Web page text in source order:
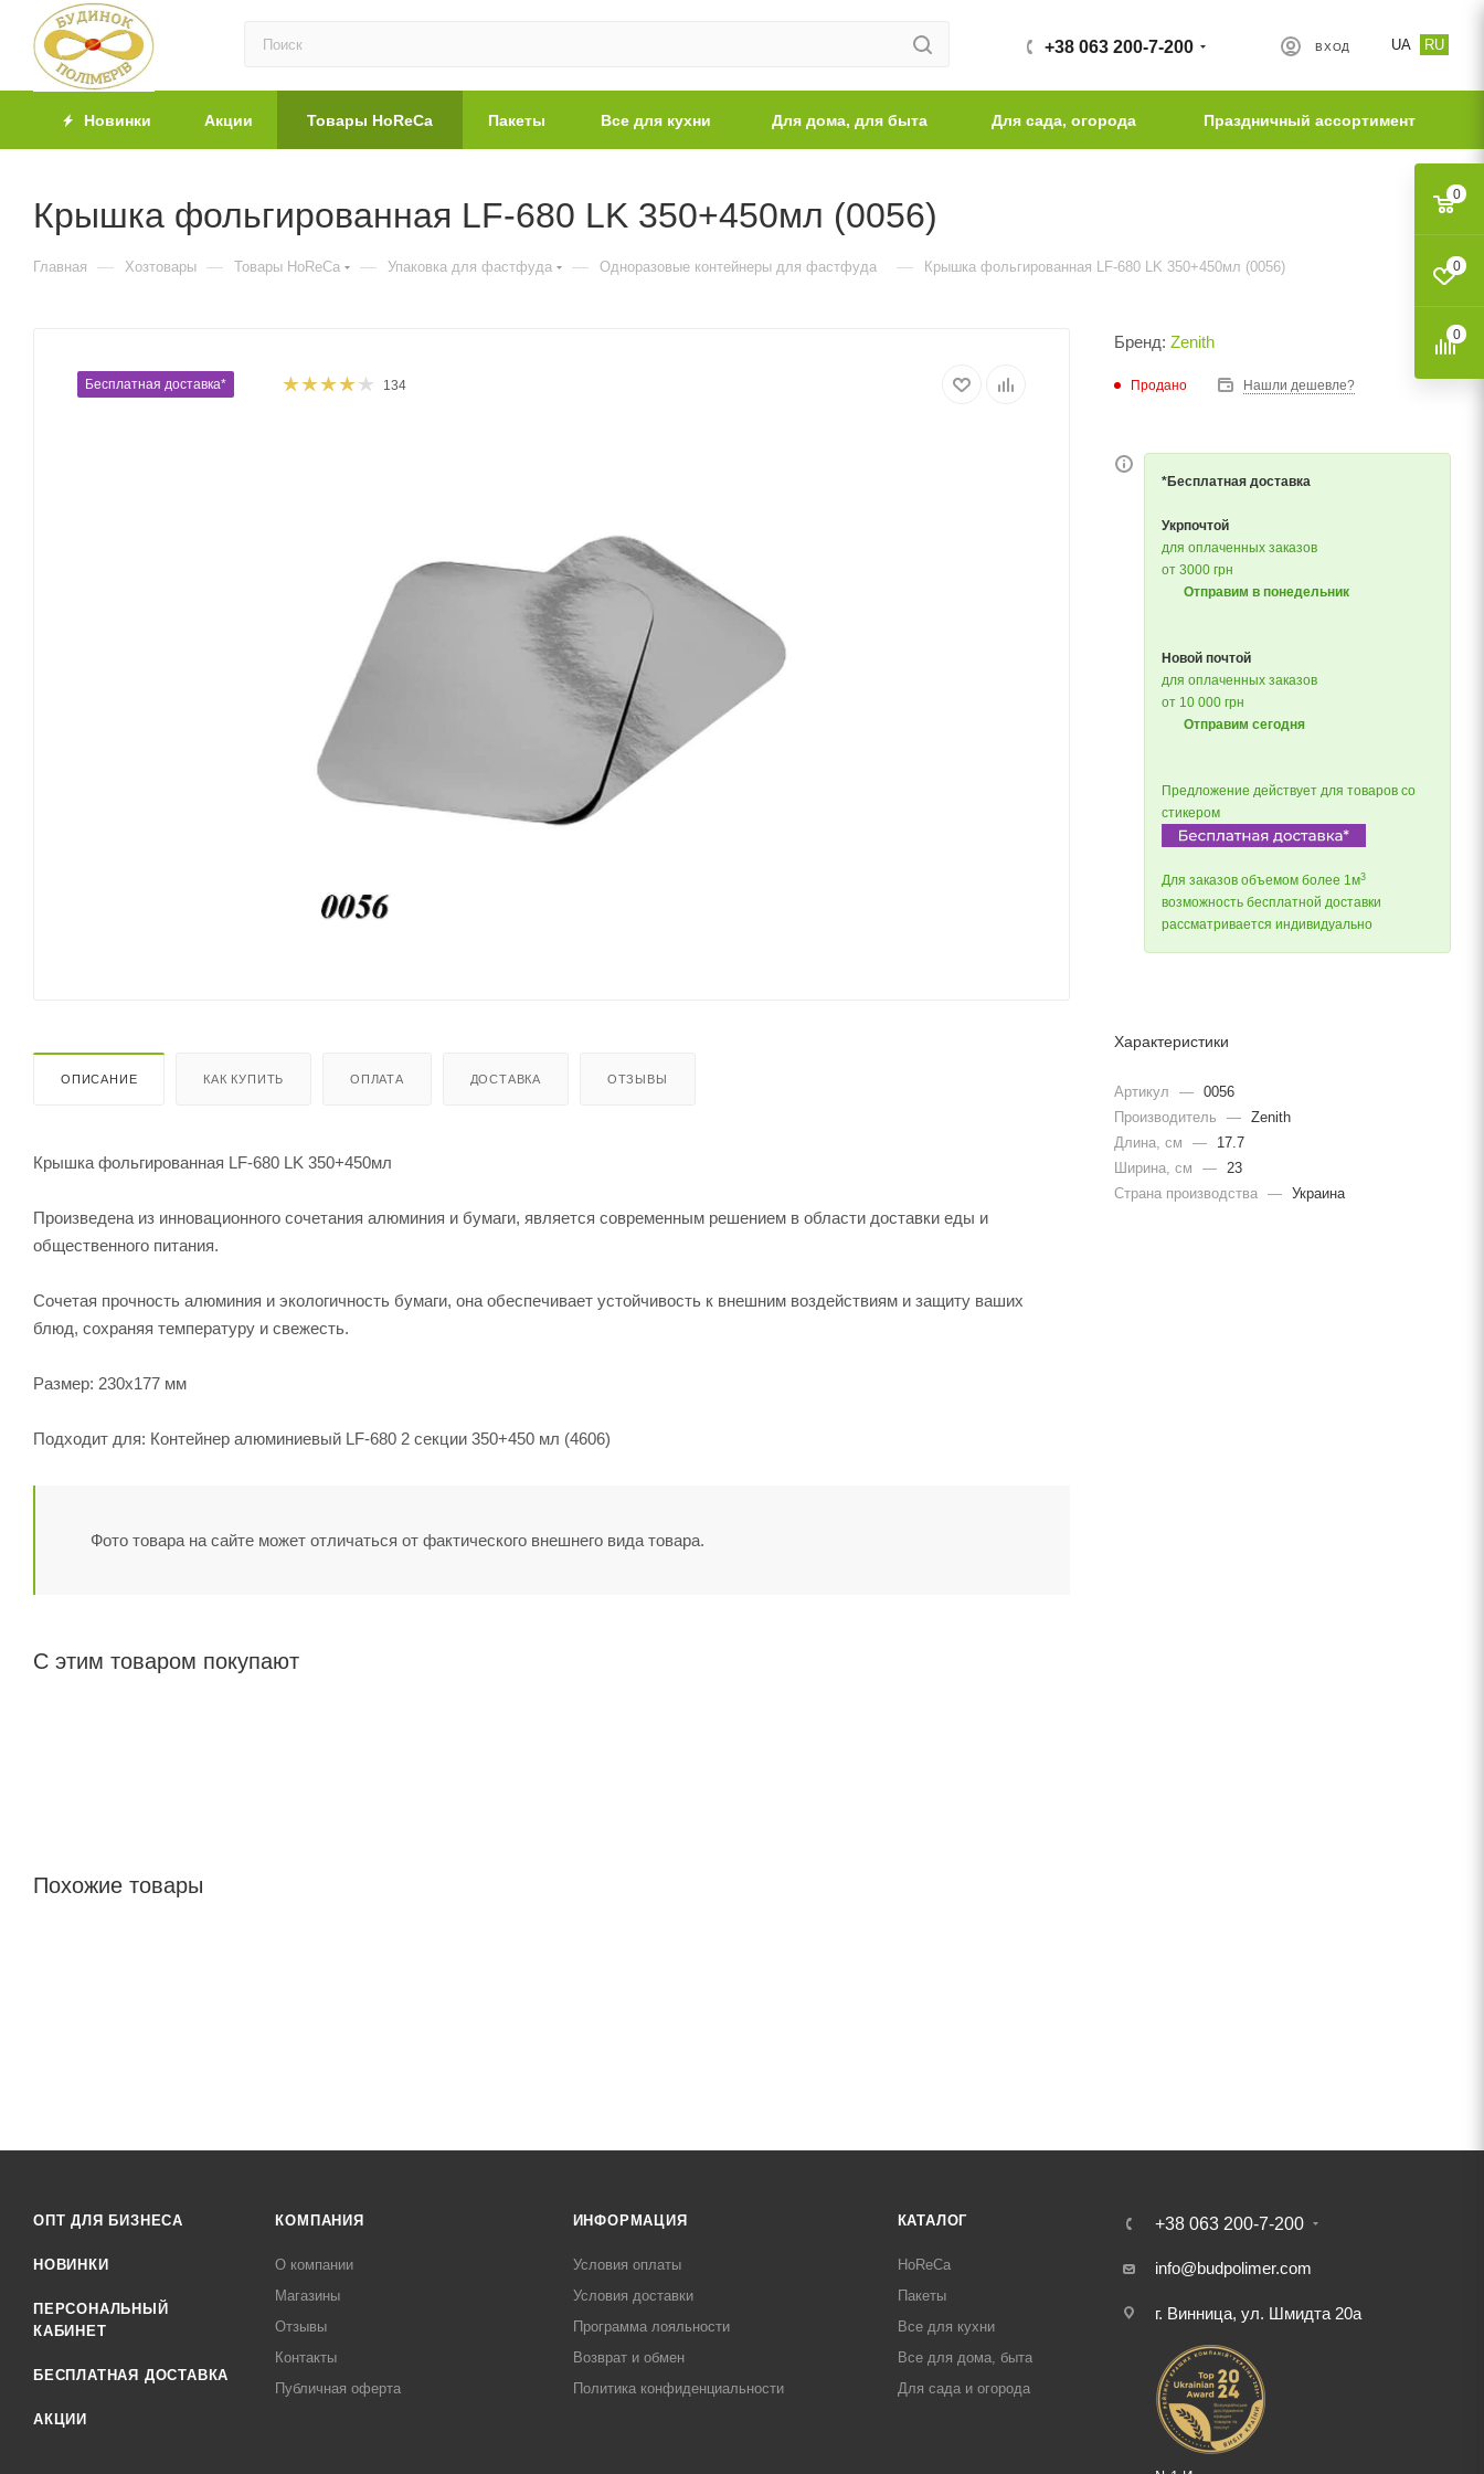
UA RU
ВХОД
+38 063 200-7-200
Новинки Акции Товары HoReCa Пакеты Все для кухни Для дома, для быта Для сада, огорода Праздничный ассортимент
Крышка фольгированная LF-680 LK 350+450мл (0056)
Главная — Хозтовары — Товары HoReCa — Упаковка для фастфуда — Одноразовые контейнеры для фастфуда — Крышка фольгированная LF-680 LK 350+450мл (0056)
Бесплатная доставка* 134
ОПИСАНИЕ КАК КУПИТЬ ОПЛАТА ДОСТАВКА ОТЗЫВЫ
Крышка фольгированная LF-680 LK 350+450мл
Произведена из инновационного сочетания алюминия и бумаги, является современным решением в области доставки еды и
общественного питания.
Сочетая прочность алюминия и экологичность бумаги, она обеспечивает устойчивость к внешним воздействиям и защиту ваших
блюд, сохраняя температуру и свежесть.
Размер: 230х177 мм
Подходит для: Контейнер алюминиевый LF-680 2 секции 350+450 мл (4606)
Фото товара на сайте может отличаться от фактического внешнего вида товара.
С этим товаром покупают
Похожие товары
Бренд: Zenith
Продано Нашли дешевле?
*Бесплатная доставка
Укрпочтой
для оплаченных заказов
от 3000 грн
Отправим в понедельник
Новой почтой
для оплаченных заказов
от 10 000 грн
Отправим сегодня
Предложение действует для товаров со
стикером
Для заказов объемом более 1м3
возможность бесплатной доставки
рассматривается индивидуально
Характеристики
Артикул — 0056
Производитель
— Zenith
Длина, cм
—
17.7
Ширина, cм
—
23
Страна производства — Украина
ОПТ ДЛЯ БИЗНЕСА
НОВИНКИ
ПЕРСОНАЛЬНЫЙ
КАБИНЕТ
БЕСПЛАТНАЯ ДОСТАВКА
АКЦИИ
КОМПАНИЯ
О компании
Магазины
Отзывы
Контакты
Публичная оферта
ИНФОРМАЦИЯ
Условия оплаты
Условия доставки
Программа лояльности
Возврат и обмен
Политика конфиденциальности
КАТАЛОГ
HoReCa
Пакеты
Все для кухни
Все для дома, быта
Для сада и огорода
+38 063 200-7-200
info@budpolimer.com
г. Винница, ул. Шмидта 20а
0
0
0